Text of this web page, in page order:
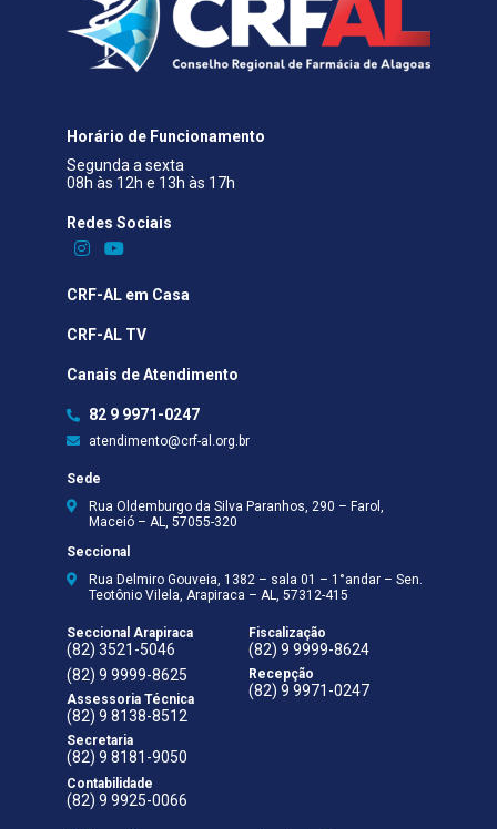
Horário de Funcionamento
Segunda a sexta
08h às 12h e 13h às 17h
Redes Sociais​
CRF-AL em Casa
CRF-AL TV
Canais de Atendimento
82 9 9971-0247
atendimento@crf-al.org.br
Sede
Rua Oldemburgo da Silva Paranhos, 290 – Farol,
Maceió – AL, 57055-320
Seccional
Rua Delmiro Gouveia, 1382 – sala 01 – 1°andar – Sen.
Teotônio Vilela, Arapiraca – AL, 57312-415
Seccional Arapiraca
(82) 3521-5046
(82) 9 9999-8625
Assessoria Técnica
(82) 9 8138-8512
Secretaria
(82) 9 8181-9050
Contabilidade
(82) 9 9925-0066
Fiscalização
(82) 9 9999-8624
Recepção
(82) 9 9971-0247